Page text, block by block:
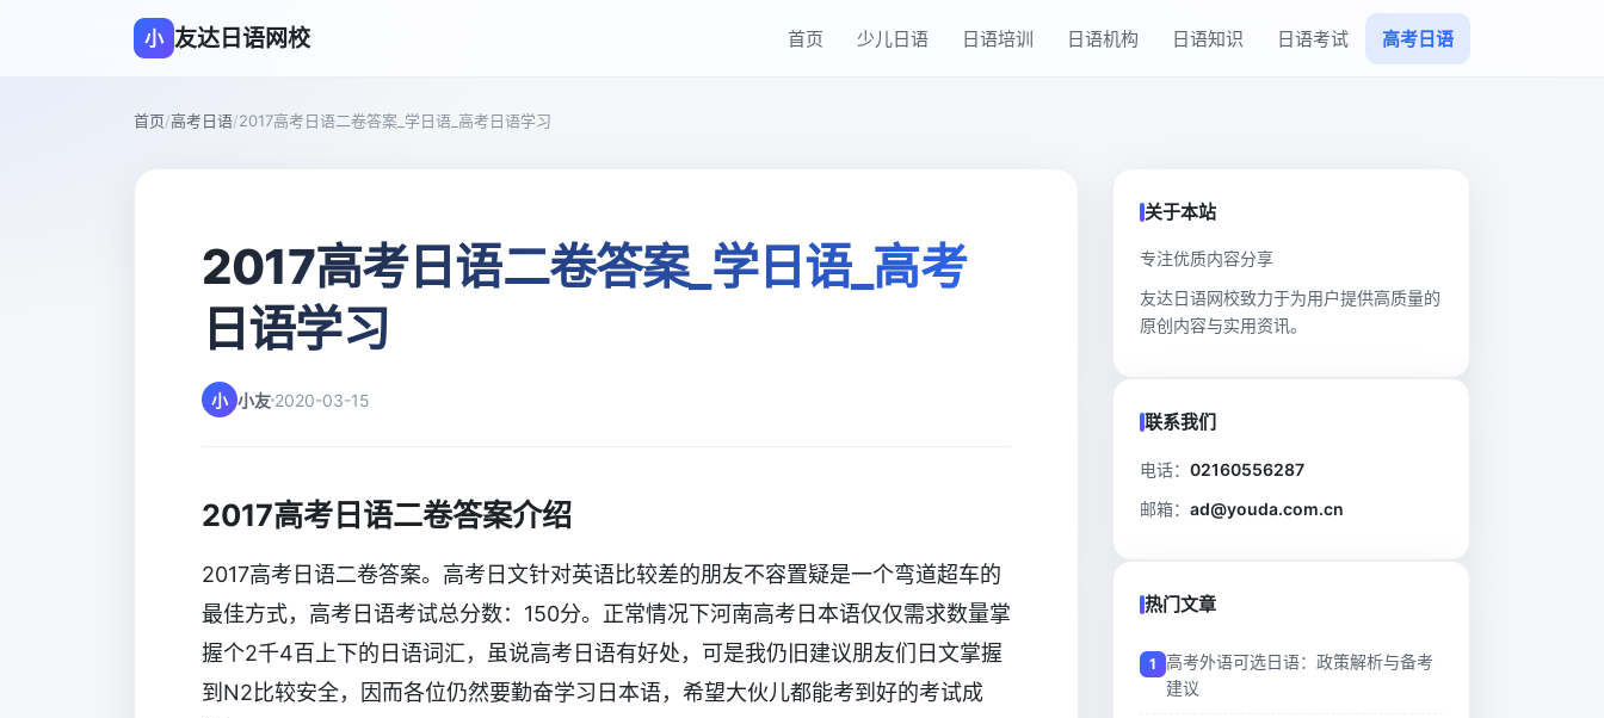
小 友达日语网校 首页 少儿日语 日语培训 日语机构 日语知识 日语考试 高考日语
首页/高考日语/2017高考日语二卷答案_学日语_高考日语学习
2017高考日语二卷答案_学日语_高考
日语学习
小 小友 2020-03-15
2017高考日语二卷答案介绍
2017高考日语二卷答案。高考日文针对英语比较差的朋友不容置疑是一个弯道超车的
最佳方式，高考日语考试总分数：150分。正常情况下河南高考日本语仅仅需求数量掌
握个2千4百上下的日语词汇，虽说高考日语有好处，可是我仍旧建议朋友们日文掌握
到N2比较安全，因而各位仍然要勤奋学习日本语，希望大伙儿都能考到好的考试成
关于本站
专注优质内容分享
友达日语网校致力于为用户提供高质量的
原创内容与实用资讯。
联系我们
电话： 02160556287
邮箱： ad@youda.com.cn
热门文章
高考外语可选日语：政策解析与备考
建议